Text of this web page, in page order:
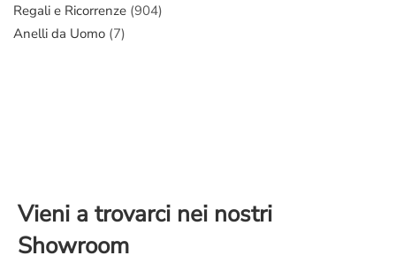
Regali e Ricorrenze (904)
Anelli da Uomo (7)
Vieni a trovarci nei nostri
Showroom